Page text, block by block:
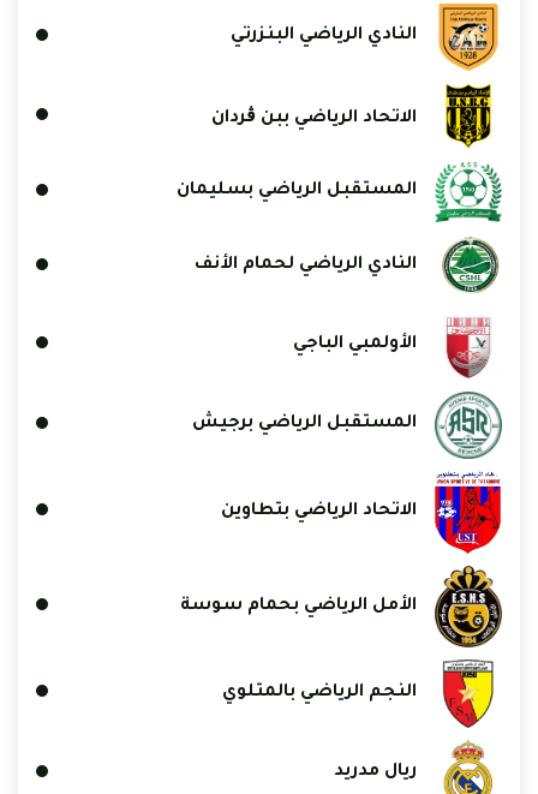
النادي الرياضي البنزرتي
الاتحاد الرياضي ببن ڨردان
المستقبل الرياضي بسليمان
النادي الرياضي لحمام الأنف
الأولمبي الباجي
المستقبل الرياضي برجيش
الاتحاد الرياضي بتطاوين
الأمل الرياضي بحمام سوسة
النجم الرياضي بالمتلوي
ريال مدريد